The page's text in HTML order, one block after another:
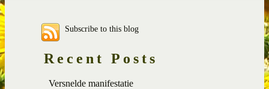
Subscribe to this blog
Recent Posts
Versnelde manifestatie